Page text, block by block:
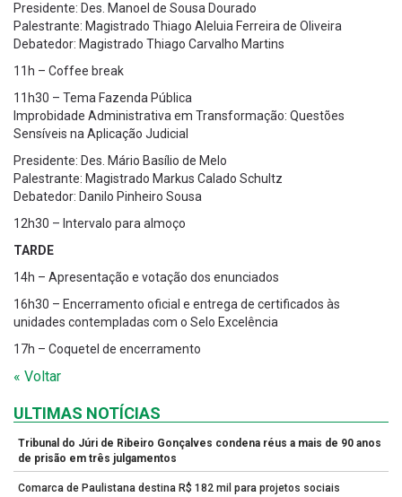
Presidente: Des. Manoel de Sousa Dourado
Palestrante: Magistrado Thiago Aleluia Ferreira de Oliveira
Debatedor: Magistrado Thiago Carvalho Martins
11h – Coffee break
11h30 – Tema Fazenda Pública
Improbidade Administrativa em Transformação: Questões
Sensíveis na Aplicação Judicial
Presidente: Des. Mário Basílio de Melo
Palestrante: Magistrado Markus Calado Schultz
Debatedor: Danilo Pinheiro Sousa
12h30 – Intervalo para almoço
TARDE
14h – Apresentação e votação dos enunciados
16h30 – Encerramento oficial e entrega de certificados às
unidades contempladas com o Selo Excelência
17h – Coquetel de encerramento
« Voltar
ULTIMAS NOTÍCIAS
Tribunal do Júri de Ribeiro Gonçalves condena réus a mais de 90 anos
de prisão em três julgamentos
Comarca de Paulistana destina R$ 182 mil para projetos sociais